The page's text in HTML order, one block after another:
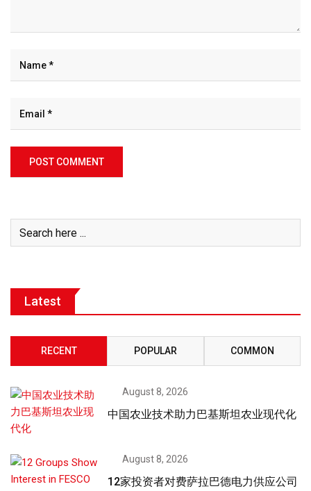
Latest
RECENT POPULAR COMMON
August 8, 2026
中国农业技术助力巴基斯坦农业现代化
August 8, 2026
12家投资者对费萨拉巴德电力供应公司